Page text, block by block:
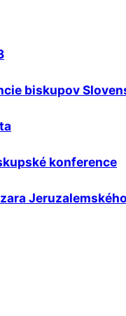
biskupov
konference
Jeruzalemského